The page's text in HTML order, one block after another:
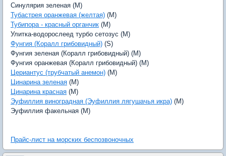
Синулярия зеленая (M)
Тубастрея оранжевая (желтая) (M)
Тубипора - красный органчик (M)
Улитка-водорослеед турбо сетозус (M)
Фунгия (Коралл грибовидный) (S)
Фунгия зеленая (Коралл грибовидный) (M)
Фунгия оранжевая (Коралл грибовидный) (M)
Цериантус (трубчатый анемон) (M)
Цинарина зеленая (M)
Цинарина красная (M)
Эуфиллия виноградная (Эуфиллия лягушачья икра) (M)
Эуфиллия факельная (M)
Прайс-лист на морских беспозвоночных